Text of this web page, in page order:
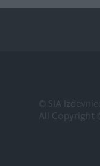
© SIA
All Copyright